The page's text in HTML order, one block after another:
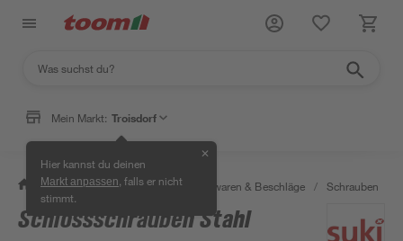
Mein Markt: Troisdorf
Hier kannst du deinen
Markt anpassen , falls er nicht
stimmt.
✕
/ Werkstatt & Maschinen / Eisenwaren & Beschläge / Schrauben
Schlossschrauben Stahl